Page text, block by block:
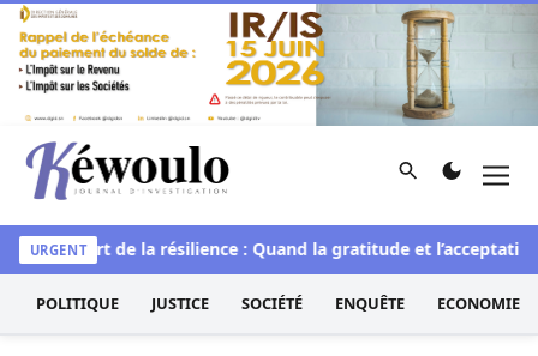
Aller au contenu
Kéwoulo, le premier site d'information et d'investigation
Rechercher
URGENT
L’art de la résilience : Quand la gratitude et l’acceptation
POLITIQUE JUSTICE SOCIÉTÉ ENQUÊTE ECONOMIE